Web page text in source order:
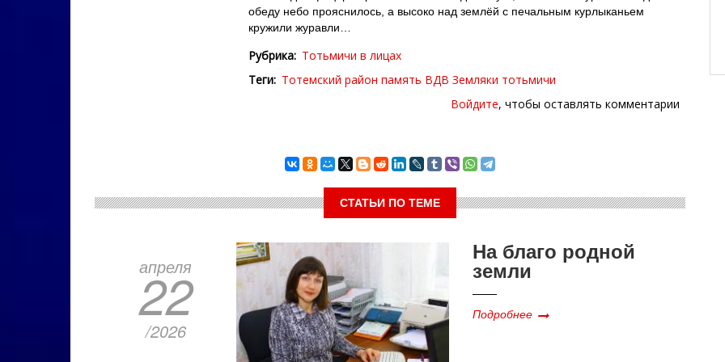
обеду небо прояснилось, а высоко над землёй с печальным курлыканьем
кружили журавли…
Рубрика Тотьмичи в лицах
Теги Тотемский район память ВДВ Земляки тотьмичи
Войдите, чтобы оставлять комментарии
СТАТЬИ ПО ТЕМЕ
апреля
22
/2026
На благо родной
земли
Подробнее